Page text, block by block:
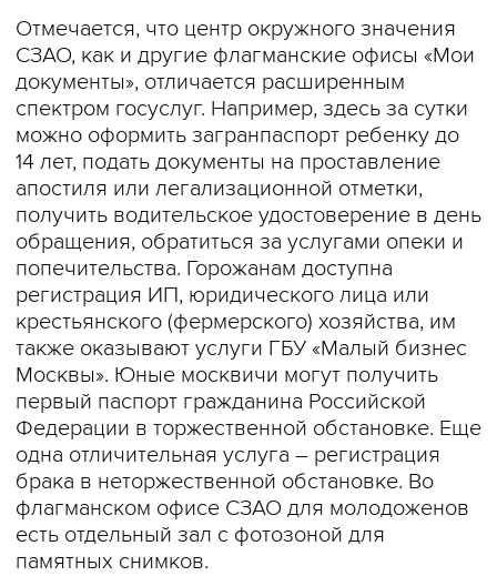
Отмечается, что центр окружного значения
СЗАО, как и другие флагманские офисы «Мои
документы», отличается расширенным
спектром госуслуг. Например, здесь за сутки
можно оформить загранпаспорт ребенку до
14 лет, подать документы на проставление
апостиля или легализационной отметки,
получить водительское удостоверение в день
обращения, обратиться за услугами опеки и
попечительства. Горожанам доступна
регистрация ИП, юридического лица или
крестьянского (фермерского) хозяйства, им
также оказывают услуги ГБУ «Малый бизнес
Москвы». Юные москвичи могут получить
первый паспорт гражданина Российской
Федерации в торжественной обстановке. Еще
одна отличительная услуга – регистрация
брака в неторжественной обстановке. Во
флагманском офисе СЗАО для молодоженов
есть отдельный зал с фотозоной для
памятных снимков.